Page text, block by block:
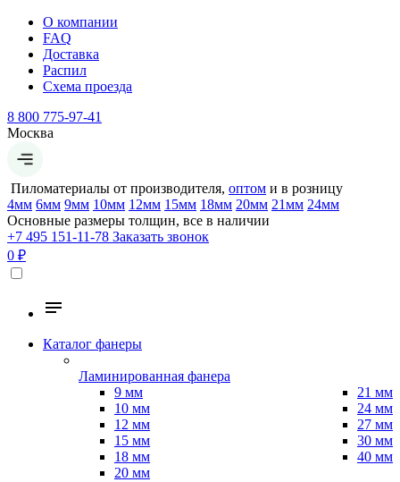
О компании
FAQ
Доставка
Распил
Схема проезда
8 800 775-97-41
Москва
Пиломатериалы от производителя, оптом и в розницу
4мм 6мм 9мм 10мм 12мм 15мм 18мм 20мм 21мм 24мм
Основные размеры толщин, все в наличии
+7 495 151-11-78 Заказать звонок
0 ₽
Каталог фанеры
Ламинированная фанера
9 мм
10 мм
12 мм
15 мм
18 мм
20 мм
21 мм
24 мм
27 мм
30 мм
40 мм